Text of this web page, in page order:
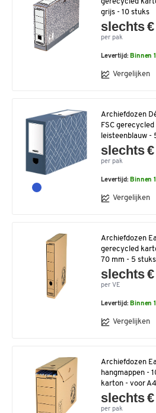
grijs - 10 stuks
slechts €
per pak
Levertijd: Binnen
Vergelijken
Archiefdozen
FSC
leisteenblauw -
slechts €
per pak
Levertijd: Binnen
Vergelijken
Archiefdozen
gerecycled
70 mm - 5 stuks
slechts €
per VE
Levertijd: Binnen
Vergelijken
Archiefdozen
hangmappen -
karton - voor
slechts €
per pak